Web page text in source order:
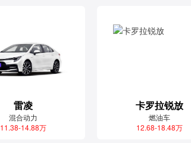
雷凌
混合动力
11.38-14.88万
卡罗拉锐放
燃油车
12.68-18.48万